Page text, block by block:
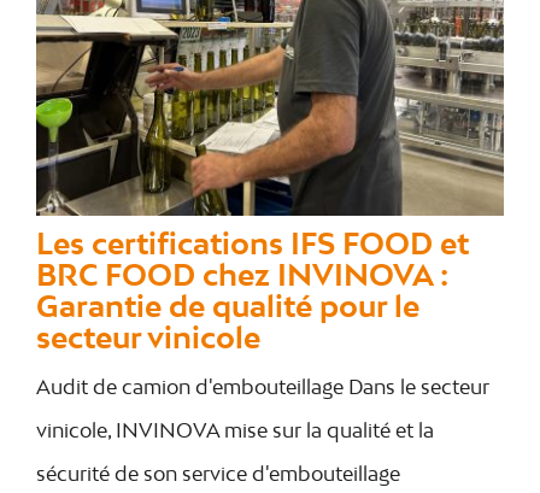
Les certifications IFS FOOD et
BRC FOOD chez INVINOVA :
Garantie de qualité pour le
secteur vinicole
Audit de camion d'embouteillage Dans le secteur
vinicole, INVINOVA mise sur la qualité et la
sécurité de son service d'embouteillage